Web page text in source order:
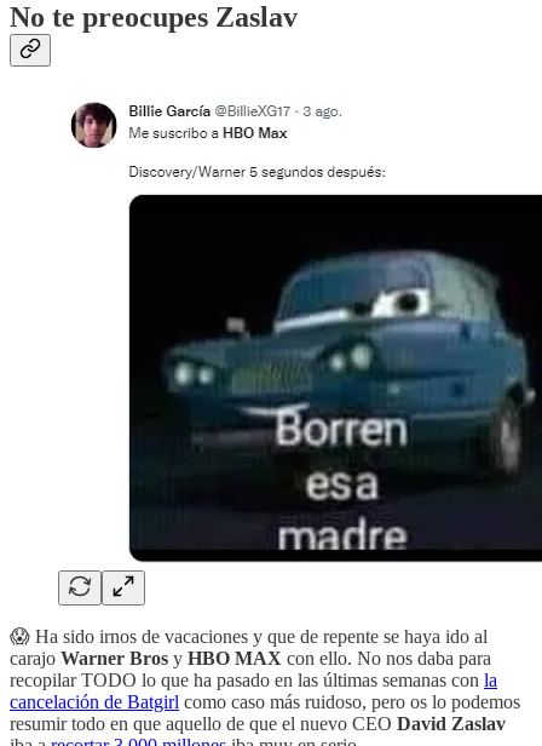
No te preocupes Zaslav
😱 Ha sido irnos de vacaciones y que de repente se haya ido al
carajo Warner Bros y HBO MAX con ello. No nos daba para
recopilar TODO lo que ha pasado en las últimas semanas con la
cancelación de Batgirl como caso más ruidoso, pero os lo podemos
resumir todo en que aquello de que el nuevo CEO David Zaslav